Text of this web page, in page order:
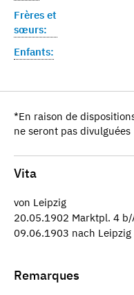
Frères et
sœurs:
Enfants:
*En raison de
ne seront pas divulguées
Vita
von Leipzig
20.05.1902 Marktpl. 4 b/
09.06.1903 nach Leipzig
Remarques